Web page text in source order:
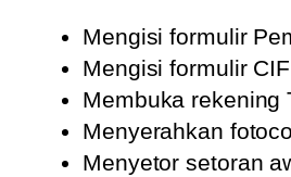
Mengisi formulir
Mengisi formulir
Membuka rekening
Menyerahkan
Menyetor setoran